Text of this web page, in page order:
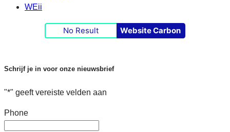
WEii
No Result Website Carbon
Schrijf je in voor onze nieuwsbrief
"*" geeft vereiste velden aan
Phone